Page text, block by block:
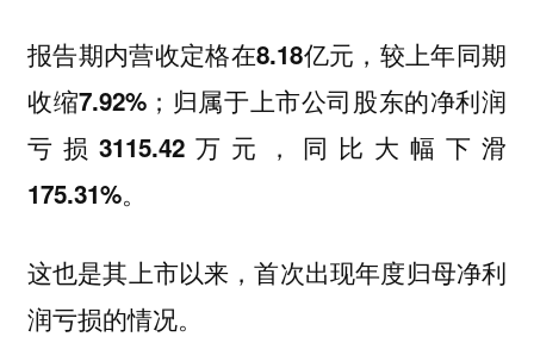
报告期内营收定格在8.18亿元 ，较上年同期
收缩7.92% ；归属于上市公司股东的净利润
亏损3115.42万元 ，同比 大幅下滑
175.31%。
这也是其上市以来，首次出现年度归母净利
润亏损的情况。